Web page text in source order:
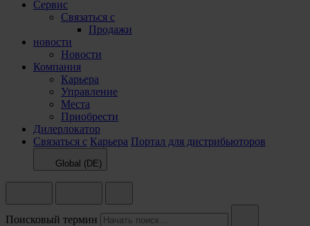
Сервис
Связаться с
Продажи
новости
Новости
Компания
Карьера
Управление
Места
Приобрести
Дилерлокатор
Связаться с Карьера Портал для дистрибьюторов
Global (DE)
Поисковый термин